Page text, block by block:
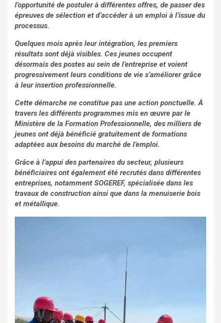
l’opportunité de postuler à différentes offres, de passer des
épreuves de sélection et d’accéder à un emploi à l’issue du
processus.
Quelques mois après leur intégration, les premiers
résultats sont déjà visibles. Ces jeunes occupent
désormais des postes au sein de l’entreprise et voient
progressivement leurs conditions de vie s’améliorer grâce
à leur insertion professionnelle.
Cette démarche ne constitue pas une action ponctuelle. À
travers les différents programmes mis en œuvre par le
Ministère de la Formation Professionnelle, des milliers de
jeunes ont déjà bénéficié gratuitement de formations
adaptées aux besoins du marché de l’emploi.
Grâce à l’appui des partenaires du secteur, plusieurs
bénéficiaires ont également été recrutés dans différentes
entreprises, notamment SOGEREF, spécialisée dans les
travaux de construction ainsi que dans la menuiserie bois
et métallique.